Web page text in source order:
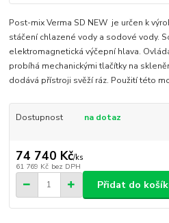
Post-mix Verma SD NEW je určen k
stáčení chlazené vody a sodové vody.
elektromagnetická výčepní hlava.
probíhá mechanickými tlačítky na
dodává přístroji svěží ráz. Použití této
Dostupnost na dotaz
74 740 Kč/ks
61 769 Kč bez DPH
Přidat do